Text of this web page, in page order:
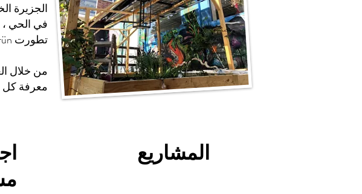
الجزيرة
في الحي ،
تطورت Inselgrün باستمرار إلى حديقة تعليمية للصغار والكبار.
من خلال
معرفة كل
المشاريع